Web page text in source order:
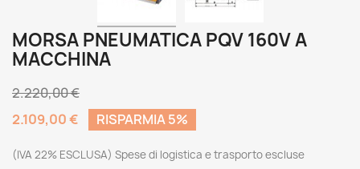
MORSA PNEUMATICA PQV 160V A
MACCHINA
2.220,00 €
2.109,00 €
RISPARMIA 5%
(IVA 22% ESCLUSA) Spese di logistica e trasporto escluse